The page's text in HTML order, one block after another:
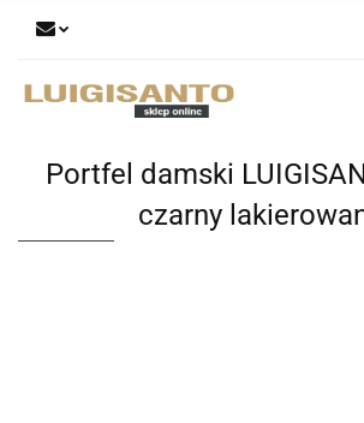
Dodaj
Portfel damski
czarny